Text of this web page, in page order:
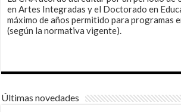
en Artes Integradas y el Doctorado en
máximo de años permitido para programas
(según la normativa vigente).
Últimas novedades